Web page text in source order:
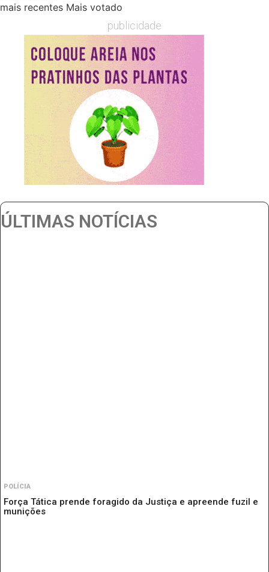
mais recentes Mais votado
publicidade
ÚLTIMAS NOTÍCIAS
POLÍCIA
Força Tática prende foragido da Justiça e apreende fuzil e
munições